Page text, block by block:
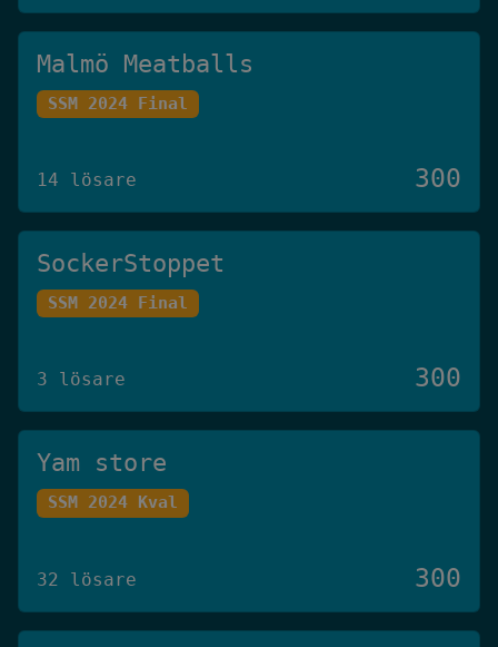
Malmö Meatballs
SSM 2024 Final
14 lösare 300
SockerStoppet
SSM 2024 Final
3 lösare 300
Yam store
SSM 2024 Kval
32 lösare 300